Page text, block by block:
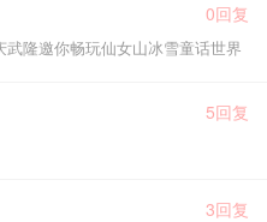
0回复
隆邀你畅玩仙女山冰雪童话世界
5回复
3回复